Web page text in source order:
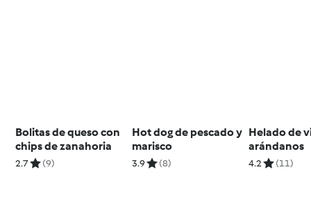
Bolitas de queso con
chips de zanahoria
2.7 (9)
Hot dog de pescado y
marisco
3.9 (8)
Helado de
arándanos
4.2 (11)